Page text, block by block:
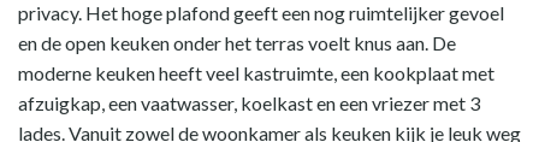
privacy. Het hoge plafond geeft een nog ruimtelijker gevoel
en de open keuken onder het terras voelt knus aan. De
moderne keuken heeft veel kastruimte, een kookplaat met
afzuigkap, een vaatwasser, koelkast en een vriezer met 3
lades. Vanuit zowel de woonkamer als keuken kijk je leuk weg